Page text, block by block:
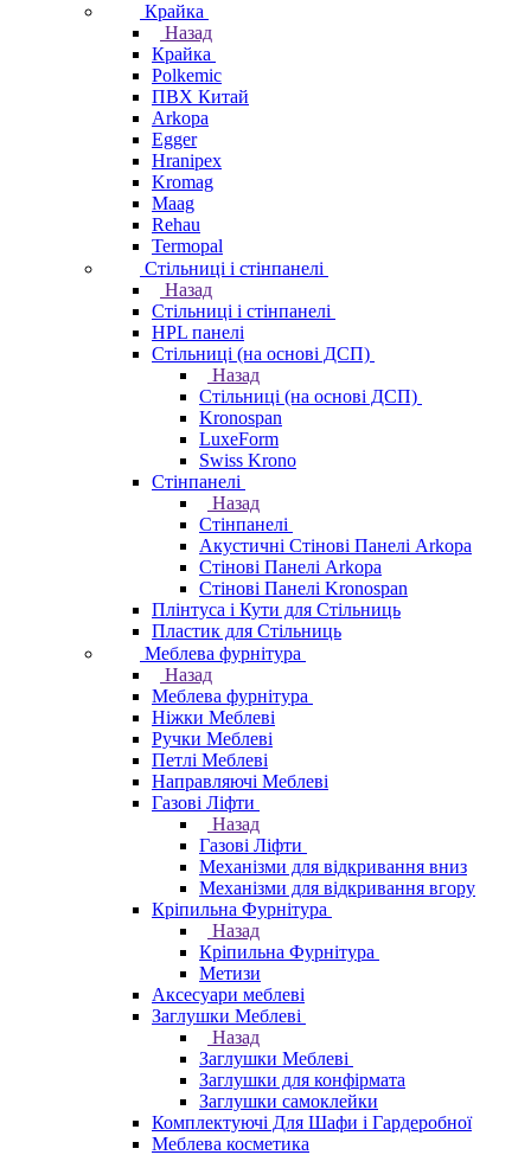
Крайка
Назад
Крайка
Polkemic
ПВХ Китай
Arkopa
Egger
Hranipex
Kromag
Maag
Rehau
Termopal
Стільниці і стінпанелі
Назад
Стільниці і стінпанелі
HPL панелі
Стільниці (на основі ДСП)
Назад
Стільниці (на основі ДСП)
Kronospan
LuxeForm
Swiss Krono
Стінпанелі
Назад
Стінпанелі
Акустичні Стінові Панелі Аrkopa
Стінові Панелі Arkopa
Стінові Панелі Kronospan
Плінтуса і Кути для Стільниць
Пластик для Стільниць
Меблева фурнітура
Назад
Меблева фурнітура
Ніжки Меблеві
Ручки Меблеві
Петлі Меблеві
Направляючі Меблеві
Газові Ліфти
Назад
Газові Ліфти
Механізми для відкривання вниз
Механізми для відкривання вгору
Кріпильна Фурнітура
Назад
Кріпильна Фурнітура
Метизи
Аксесуари меблеві
Заглушки Меблеві
Назад
Заглушки Меблеві
Заглушки для конфірмата
Заглушки самоклейки
Комплектуючі Для Шафи і Гардеробної
Меблева косметика